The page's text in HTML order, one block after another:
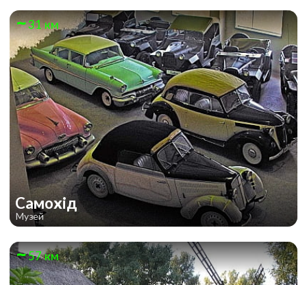
31 км
Самохід
Музей
57 км